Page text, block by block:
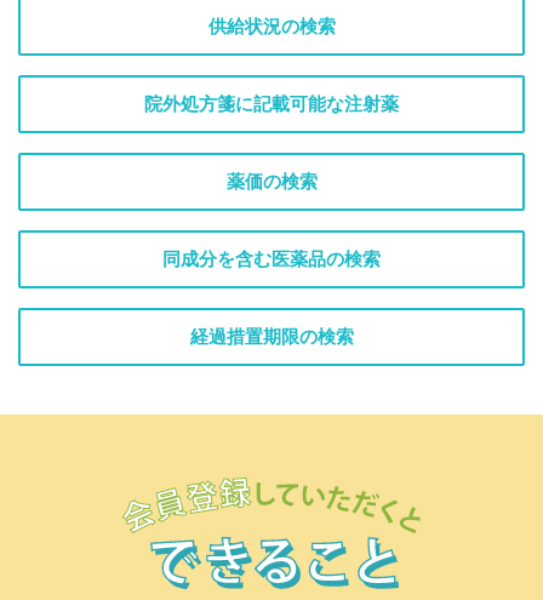
供給状況の検索
院外処方箋に記載可能な注射薬
薬価の検索
同成分を含む医薬品の検索
経過措置期限の検索